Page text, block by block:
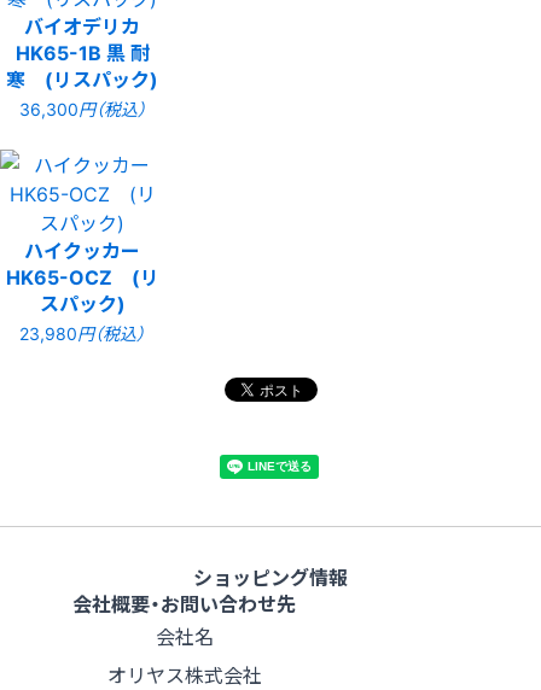
バイオデリカ
HK65-1B 黒 耐
寒 (リスパック)
36,300円（税込）
ハイクッカー
HK65-OCZ (リ
スパック)
23,980円（税込）
ショッピング情報
会社概要・お問い合わせ先
会社名
オリヤス株式会社